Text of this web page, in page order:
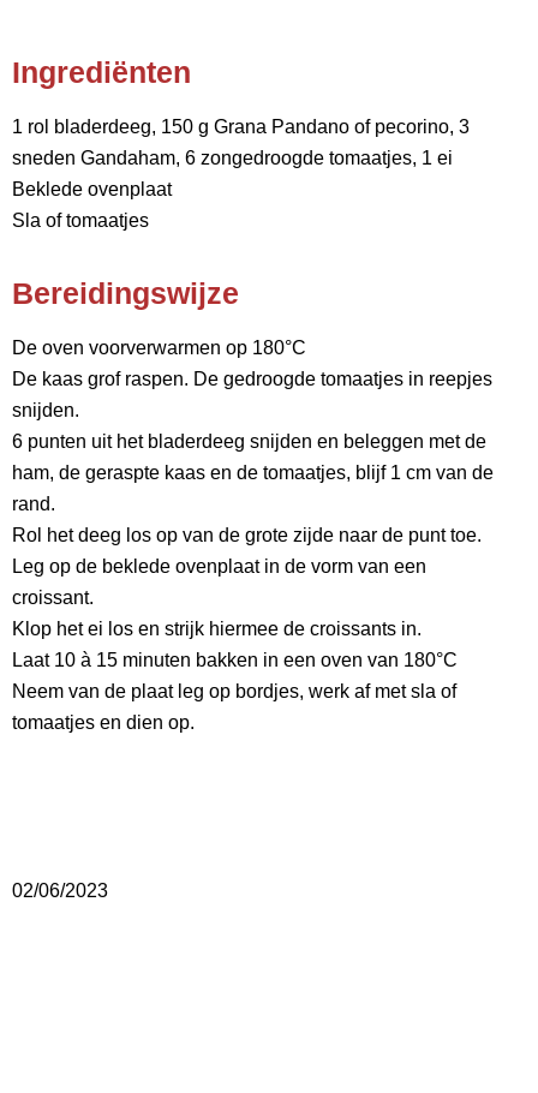
Ingrediënten
1 rol bladerdeeg, 150 g Grana Pandano of pecorino, 3
sneden Gandaham, 6 zongedroogde tomaatjes, 1 ei
Beklede ovenplaat
Sla of tomaatjes
Bereidingswijze
De oven voorverwarmen op 180°C
De kaas grof raspen. De gedroogde tomaatjes in reepjes
snijden.
6 punten uit het bladerdeeg snijden en beleggen met de
ham, de geraspte kaas en de tomaatjes, blijf 1 cm van de
rand.
Rol het deeg los op van de grote zijde naar de punt toe.
Leg op de beklede ovenplaat in de vorm van een
croissant.
Klop het ei los en strijk hiermee de croissants in.
Laat 10 à 15 minuten bakken in een oven van 180°C
Neem van de plaat leg op bordjes, werk af met sla of
tomaatjes en dien op.
02/06/2023